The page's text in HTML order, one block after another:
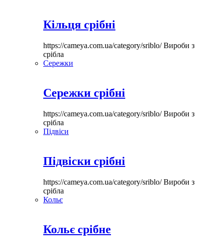
Кільця срібні
https://cameya.com.ua/category/sriblo/Вироби з
срібла
Сережки
Сережки срібні
https://cameya.com.ua/category/sriblo/Вироби з
срібла
Підвіси
Підвіски срібні
https://cameya.com.ua/category/sriblo/Вироби з
срібла
Кольє
Кольє срібне